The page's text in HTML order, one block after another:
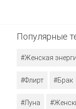
Популярные
#Женская
#Флирт #Брак
#Луна